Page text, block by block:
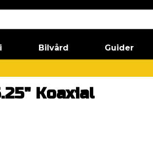
Bilvård Guider
Koaxial